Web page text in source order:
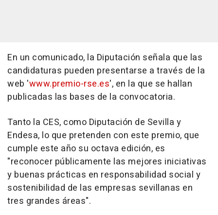
En un comunicado, la Diputación señala que las
candidaturas pueden presentarse a través de la
web 'www.premio-rse.es', en la que se hallan
publicadas las bases de la convocatoria.
Tanto la CES, como Diputación de Sevilla y
Endesa, lo que pretenden con este premio, que
cumple este año su octava edición, es
"reconocer públicamente las mejores iniciativas
y buenas prácticas en responsabilidad social y
sostenibilidad de las empresas sevillanas en
tres grandes áreas".